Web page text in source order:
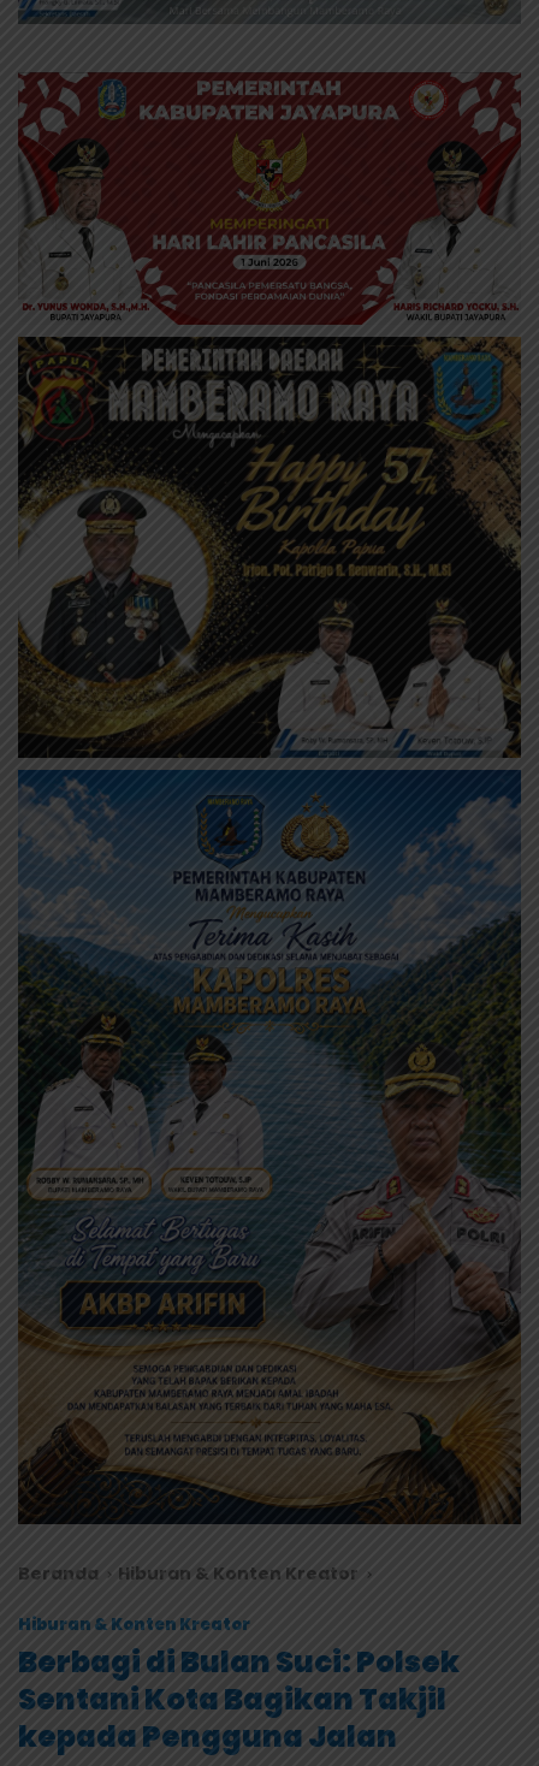
Beranda Hiburan & Konten Kreator
Hiburan & Konten Kreator
Berbagi di Bulan Suci: Polsek
Sentani Kota Bagikan Takjil
kepada Pengguna Jalan